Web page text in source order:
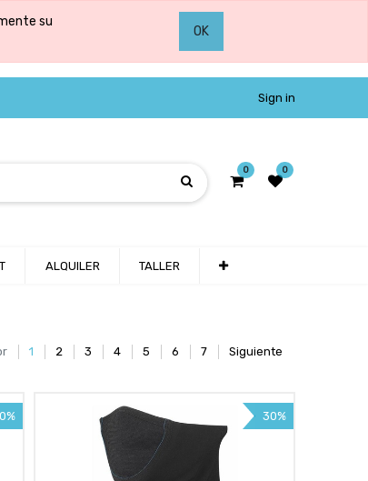
su
OK
Sign in
0 0
ALQUILER TALLER
1 2 3 4 5 6 7 Siguiente
30%